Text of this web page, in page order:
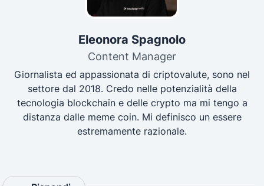
Eleonora Spagnolo
Content Manager
Giornalista ed appassionata di criptovalute, sono nel
settore dal 2018. Credo nelle potenzialità della
tecnologia blockchain e delle crypto ma mi tengo a
distanza dalle meme coin. Mi definisco un essere
estremamente razionale.